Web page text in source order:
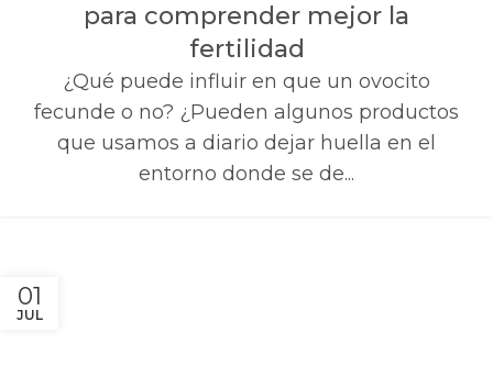
para comprender mejor la
fertilidad
¿Qué puede influir en que un ovocito
fecunde o no? ¿Pueden algunos productos
que usamos a diario dejar huella en el
entorno donde se de...
01
JUL